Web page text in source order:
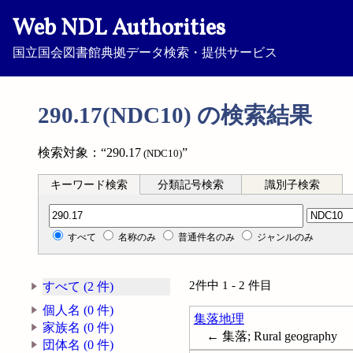
Web NDL Authorities
国立国会図書館典拠データ検索・提供サービス
290.17(NDC10) の検索結果
検索対象：“290.17 (NDC10)”
キーワード検索 分類記号検索 識別子検索
分類記号検索
すべて 名称のみ 普通件名のみ ジャンルのみ
すべて (2 件)
個人名 (0 件)
家族名 (0 件)
団体名 (0 件)
2件中 1 - 2 件目
集落地理
← 集落; Rural geography